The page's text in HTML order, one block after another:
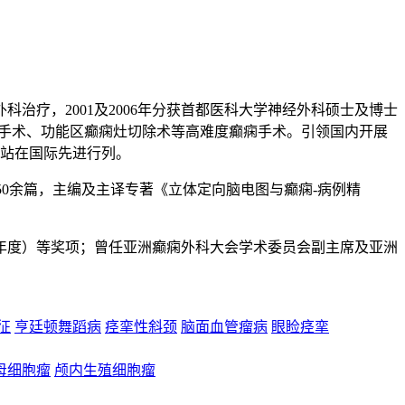
治疗，2001及2006年分获首都医科大学神经外科硕士及博士
术、功能区癫痫灶切除术等高难度癫痫手术。引领国内开展
在国际先进行列。
余篇，主编及主译专著《立体定向脑电图与癫痫-病例精
）等奖项；曾任亚洲癫痫外科大会学术委员会副主席及亚洲
亨廷顿舞蹈病 痉挛性斜颈 脑面血管瘤病 眼睑痉挛
细胞瘤 颅内生殖细胞瘤